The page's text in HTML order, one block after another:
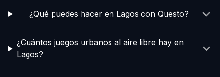
¿Qué puedes hacer en Lagos con Questo?
¿Cuántos juegos urbanos al aire libre hay en
Lagos?